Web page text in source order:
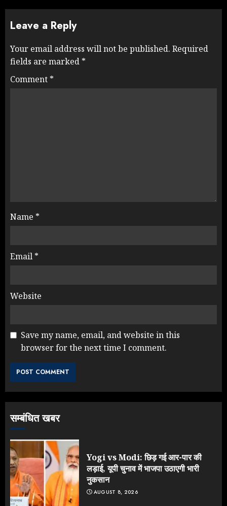
Leave a Reply
Your email address will not be published. Required
fields are marked *
Comment *
Name *
Email *
Website
Save my name, email, and website in this
browser for the next time I comment.
सम्बंधित खबर
Yogi vs Modi: छिड़ गई आर-पार की
लड़ाई, यूपी चुनाव में भाजपा उठाएगी भारी
नुकसान
AUGUST 8, 2026
Rahul Gandhi के तीखे वार से बार-बार
4